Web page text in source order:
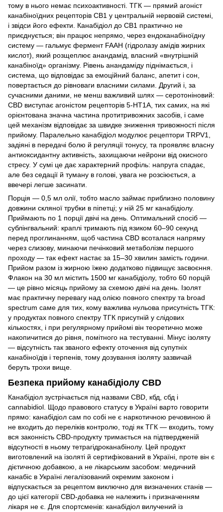
тому в нього немає психоактивності. ТГК — прямий агоніст
канабіноїдних рецепторів CB1 у центральній нервовій системі,
і звідси його ефекти. Канабідіол до CB1 практично не
приєднується; він працює непрямо, через ендоканабіноїдну
систему — гальмує фермент FAAH (гідролазу амідів жирних
кислот), який розщеплює анандамід, власний «внутрішній
канабіноїд» організму. Рівень анандаміду піднімається, і
система, що відповідає за емоційний баланс, апетит і сон,
повертається до рівноваги власними силами. Другий і, за
сучасними даними, не менш важливий шлях — серотоніновий:
CBD виступає агоністом рецепторів 5-HT1A, тих самих, на які
орієнтована значна частина протитривожних засобів, і саме
цей механізм відповідає за швидке зниження тривожності після
прийому. Паралельно канабідіол модулює рецептори TRPV1,
задіяні в передачі болю й регуляції тонусу, та проявляє власну
антиоксидантну активність, захищаючи нейрони від окисного
стресу. У сумі це дає характерний профіль: напруга спадає,
але без седації й туману в голові, увага не розсіюється, а
ввечері легше засинати.
Порція — 0,5 мл олії, тобто масло займає приблизно половину
довжини скляної трубки в піпетці; у ній 25 мг канабідіолу.
Приймають по 1 порції двічі на день. Оптимальний спосіб —
сублінгвальний: краплі тримають під язиком 60–90 секунд
перед проглинанням, щоб частина CBD всоталася напряму
через слизову, минаючи печінковий метаболізм першого
проходу — так ефект настає за 15–30 хвилин замість години.
Прийом разом із жирною їжею додатково підвищує засвоєння.
Флакон на 30 мл містить 1500 мг канабідіолу, тобто 60 порцій
— це рівно місяць прийому за схемою двічі на день. Ізолят
має практичну перевагу над олією повного спектру та broad
spectrum саме для тих, кому важлива нульова присутність ТГК:
у продуктах повного спектру ТГК присутній у слідових
кількостях, і при регулярному прийомі він теоретично може
накопичитися до рівня, помітного на тестуванні. Мінус ізоляту
— відсутність так званого ефекту оточення від супутніх
канабіноїдів і терпенів, тому дозування ізоляту зазвичай
беруть трохи вище.
Безпека прийому канабідіолу CBD
Канабідіол зустрічається під назвами CBD, кбд, сбд і
cannabidiol. Щодо правового статусу в Україні варто говорити
прямо: канабідіол сам по собі не є наркотичною речовиною й
не входить до переліків контролю, тоді як ТГК — входить, тому
вся законність CBD-продукту тримається на підтвердженій
відсутності в ньому тетрагідроканабінолу. Цей продукт
виготовлений на ізоляті й сертифікований в Україні, проте він є
дієтичною добавкою, а не лікарським засобом: медичний
канабіс в Україні легалізований окремим законом і
відпускається за рецептом виключно для визначених станів —
до цієї категорії CBD-добавка не належить і призначенням
лікаря не є. Для спортсменів: канабідіол вилучений із